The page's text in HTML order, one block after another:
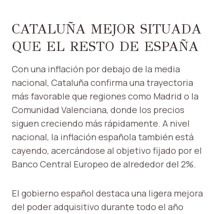
CATALUÑA MEJOR SITUADA
QUE EL RESTO DE ESPAÑA
Con una inflación por debajo de la media
nacional, Cataluña confirma una trayectoria
más favorable que regiones como Madrid o la
Comunidad Valenciana, donde los precios
siguen creciendo más rápidamente. A nivel
nacional, la inflación española también está
cayendo, acercándose al objetivo fijado por el
Banco Central Europeo de alrededor del 2%.
El gobierno español destaca una ligera mejora
del poder adquisitivo durante todo el año